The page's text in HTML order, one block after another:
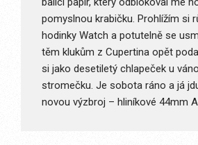
pomyslnou krabičku. Prohlížím si
hodinky Watch a potutelně se
těm klukům z Cupertina opět
si jako desetiletý chlapeček u
stromečku. Je sobota ráno a já
novou výzbroj – hliníkové 44mm